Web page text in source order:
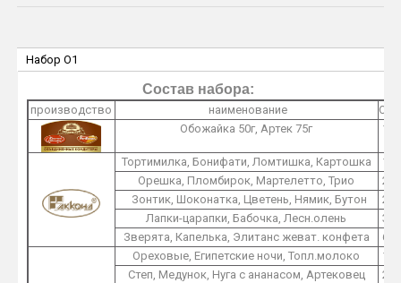
Набор O1
Состав набора:
производство наименование
O1
Обожайка 50г, Артек 75г
1
Тортимилка, Бонифати, Ломтишка, Картошка
1
Орешка, Пломбирок, Мартелетто, Трио
2
Зонтик, Шоконатка, Цветень, Нямик, Бутон
2
Лапки-царапки, Бабочка, Лесн.олень
3
Зверята, Капелька, Элитанс жеват. конфета
6
Ореховые, Египетские ночи, Топл.молоко
1
Степ, Медунок, Нуга с ананасом, Артековец
2